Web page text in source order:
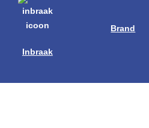
Inbraak
Brand